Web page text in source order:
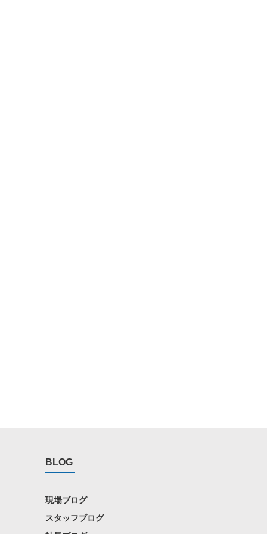
BLOG
現場ブログ
スタッフブログ